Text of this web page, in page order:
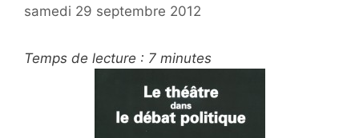
samedi 29 septembre 2012
Temps de lecture : 7 minutes